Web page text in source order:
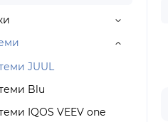
JUUL
Blu
IQOS VEEV one